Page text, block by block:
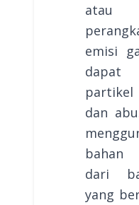
atau
emisi
dan
bahan
dari
yang